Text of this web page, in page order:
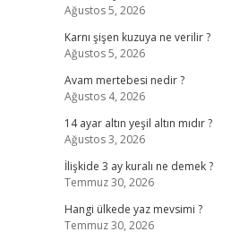
Ağustos 5, 2026
Karnı şişen kuzuya ne verilir ?
Ağustos 5, 2026
Avam mertebesi nedir ?
Ağustos 4, 2026
14 ayar altın yeşil altın mıdır ?
Ağustos 3, 2026
İlişkide 3 ay kuralı ne demek ?
Temmuz 30, 2026
Hangi ülkede yaz mevsimi ?
Temmuz 30, 2026